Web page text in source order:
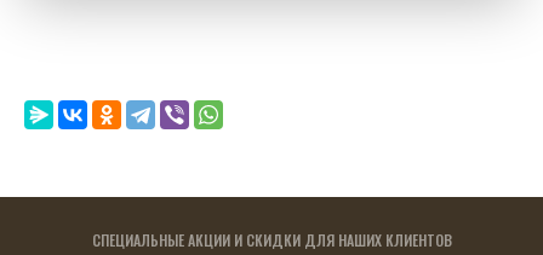
СПЕЦИАЛЬНЫЕ АКЦИИ И СКИДКИ ДЛЯ НАШИХ КЛИЕНТОВ